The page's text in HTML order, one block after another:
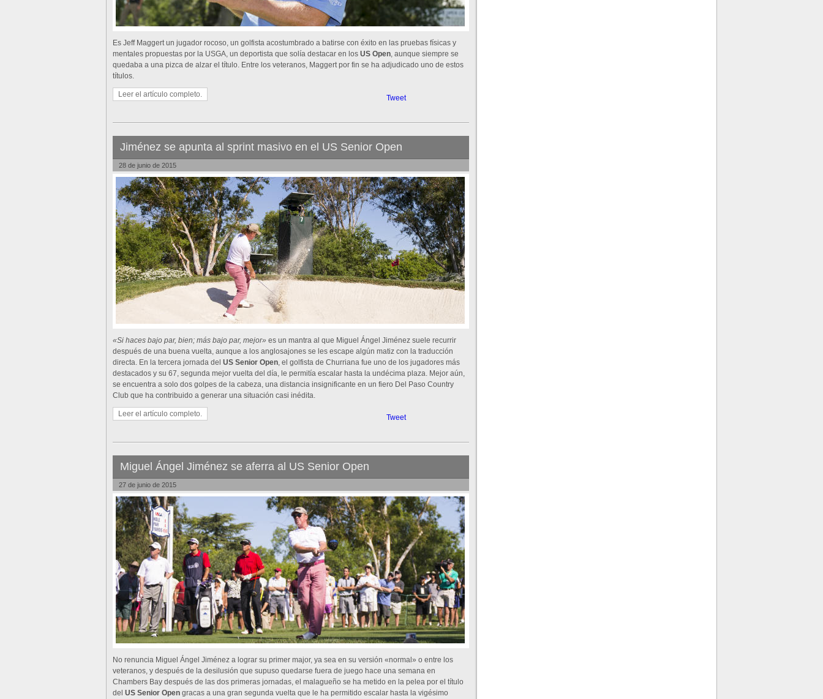
Es Jeff Maggert un jugador rocoso, un golfista acostumbrado a batirse con éxito en las pruebas físicas y
mentales propuestas por la USGA, un deportista que solía destacar en los US Open, aunque siempre se
quedaba a una pizca de alzar el título. Entre los veteranos, Maggert por fin se ha adjudicado uno de estos
títulos.
Leer el artículo completo. Tweet
Jiménez se apunta al sprint masivo en el US Senior Open
28 de junio de 2015
«Si haces bajo par, bien; más bajo par, mejor» es un mantra al que Miguel Ángel Jiménez suele recurrir
después de una buena vuelta, aunque a los anglosajones se les escape algún matiz con la traducción
directa. En la tercera jornada del US Senior Open, el golfista de Churriana fue uno de los jugadores más
destacados y su 67, segunda mejor vuelta del día, le permitía escalar hasta la undécima plaza. Mejor aún,
se encuentra a solo dos golpes de la cabeza, una distancia insignificante en un fiero Del Paso Country
Club que ha contribuido a generar una situación casi inédita.
Leer el artículo completo. Tweet
Miguel Ángel Jiménez se aferra al US Senior Open
27 de junio de 2015
No renuncia Miguel Ángel Jiménez a lograr su primer major, ya sea en su versión «normal» o entre los
veteranos, y después de la desilusión que supuso quedarse fuera de juego hace una semana en
Chambers Bay después de las dos primeras jornadas, el malagueño se ha metido en la pelea por el título
del US Senior Open gracas a una gran segunda vuelta que le ha permitido escalar hasta la vigésimo